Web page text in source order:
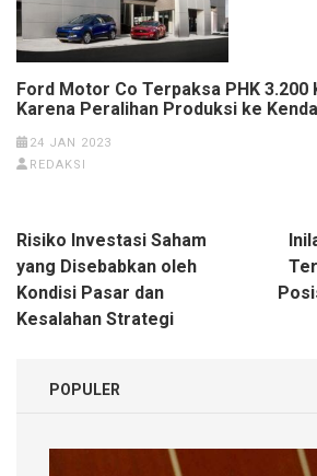
Ford Motor Co Terpaksa PHK 3.200
Karena Peralihan Produksi ke
24 JAN 2023
REDAKSI
Navigasi
pos
Risiko Investasi Saham
yang Disebabkan oleh
Kondisi Pasar dan
Kesalahan Strategi
POPULER